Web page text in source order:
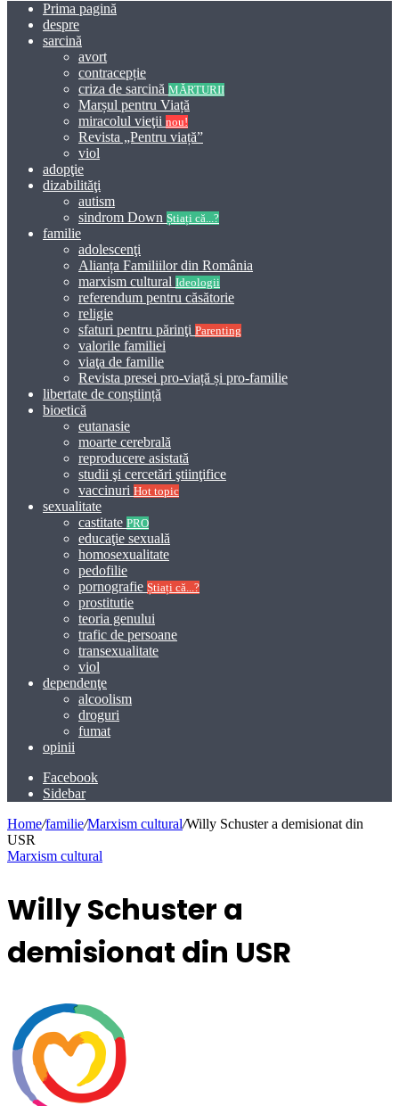
Prima pagină
despre
sarcină
avort
contracepție
criza de sarcină MĂRTURII
Marșul pentru Viață
miracolul vieţii nou!
Revista „Pentru viață”
viol
adopţie
dizabilităţi
autism
sindrom Down Știați că...?
familie
adolescenţi
Alianța Familiilor din România
marxism cultural Ideologii
referendum pentru căsătorie
religie
sfaturi pentru părinţi Parenting
valorile familiei
viaţa de familie
Revista presei pro-viață și pro-familie
libertate de conștiință
bioetică
eutanasie
moarte cerebrală
reproducere asistată
studii şi cercetări ştiinţifice
vaccinuri Hot topic
sexualitate
castitate PRO
educaţie sexuală
homosexualitate
pedofilie
pornografie Știați că...?
prostitutie
teoria genului
trafic de persoane
transexualitate
viol
dependenţe
alcoolism
droguri
fumat
opinii
Facebook
Sidebar
Home/familie/Marxism cultural/Willy Schuster a demisionat din
USR
Marxism cultural
Willy Schuster a
demisionat din USR